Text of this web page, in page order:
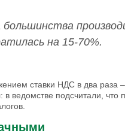
большинства
на 15-70%.
ставки НДС в два раза
ведомстве подсчитали, что